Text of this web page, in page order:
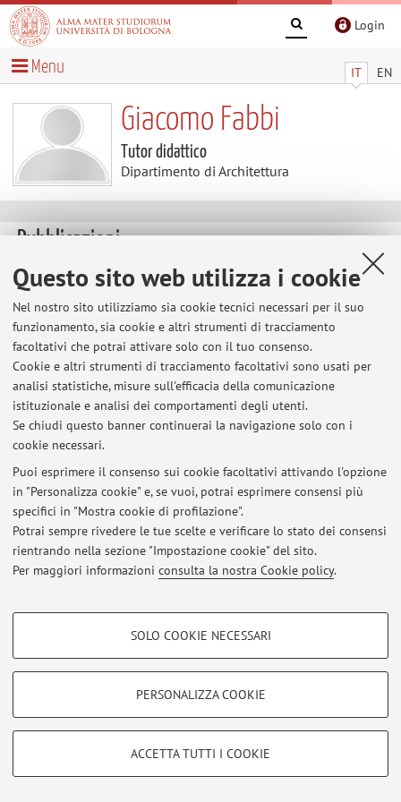
Questo sito web utilizza i cookie
Nel nostro sito utilizziamo sia cookie tecnici necessari per il suo
funzionamento, sia cookie e altri strumenti di tracciamento
facoltativi che potrai attivare solo con il tuo consenso.
Cookie e altri strumenti di tracciamento facoltativi sono usati per
analisi statistiche, misure sull'efficacia della comunicazione
istituzionale e analisi dei comportamenti degli utenti.
Se chiudi questo banner continuerai la navigazione solo con i
cookie necessari.
Puoi esprimere il consenso sui cookie facoltativi attivando l'opzione
in "Personalizza cookie" e, se vuoi, potrai esprimere consensi più
specifici in "Mostra cookie di profilazione".
Potrai sempre rivedere le tue scelte e verificare lo stato dei consensi
rientrando nella sezione "Impostazione cookie" del sito.
Per maggiori informazioni consulta la nostra Cookie policy.
COOKIE DI PROFILAZIONE - FACOLTATIVI
COOKIE TECNICI - NECESSARI
Si tratta di cookie tecnici utilizzati, a titolo esemplificativo, per il corretto
SOLO COOKIE NECESSARI
PERSONALIZZA COOKIE
ACCETTA TUTTI I COOKIE
Login
IT EN
Menu
Giacomo Fabbi
Tutor didattico
Dipartimento di Architettura
Pubblicazioni
Fabrizio Ivan Apollonio, Guido Beltramini, Giacomo Fabbi,
Marco Gaiani,VIlla Contarini a Piazzola sul Brenta: studi per
un'ipotesi di attribuzione palladiana servendosi di modelli
tridimensionali, in "Disegnare" n. 42
Ultimi avvisi
Al momento non sono presenti avvisi.
Area riservata
© 2026 - ALMA MATER STUDIORUM - Università di Bologna - Via
Zamboni, 33 - 40126 Bologna - Partita IVA: 01131710376
|Note legali|Impostazioni Cookie